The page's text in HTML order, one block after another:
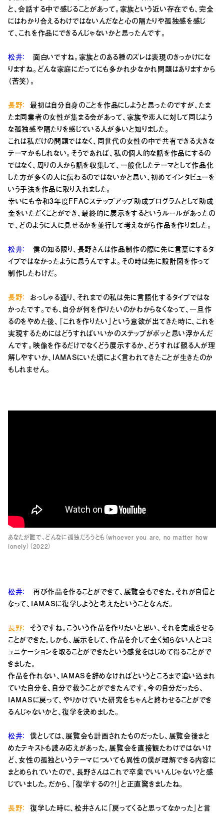
と、会話する中で感じることがあって。家族という近い存在でも、完全
にはわかり合えるわけではないんだなと心の隔たりや孤独感を感じ
て、これを作品にできるんじゃないかと思ったんです。
松井：
面白いですね。家族とのある種のズレは表現のきっかけにな
りますね。どんな家庭にだってにも多かれ少なかれ問題はありますから
（苦笑）。
長野： 最初は自分自身のことを作品にしようと思ったのですが、たま
たま同業者の女性が集まる会があって、家族や恋人に対して同じよう
な孤独感や隔たりを感じている人が多いと知りました。
これは私だけの問題ではなく、同世代の女性の中で共有できる大きな
テーマかもしれない。そうであれば、私の個人的な話を作品にするの
ではなく、周りの人から話を収集して、一般化したテーマとして作品化
した方が多くの人に伝わるのではないかと思い、初めてインタビューを
いう手法を作品に取り入れました。
幸いにも令和3年度FFACステップアップ助成プログラムとして助成
金をいただくことができ、最終的に展示をするというルールがあったの
で、どのように人に見せるかを並行して考えながら作品を作りました。
松井：
僕の知る限り、長野さんは作品制作の際に先に言葉にするタ
イプではなかったように思うんですよ。その時は先に設計図を作って
制作したわけだ。
長野： おっしゃる通り、それまでの私は先に言語化するタイプではな
かったです。でも、自分が何を作りたいのかわからなくなって、一旦作
るのをやめた後、「これを作りたい」という意欲が出てきた時に、これを
実現するためにはどうすればいいかのステップがポッと思い浮かんだ
んです。映像を作るだけでなくどう展示するか、どうすれば観る人が理
解しやすいか、IAMASにいた頃によく言われてきたことが生きたのか
もしれません。
あなたが誰で、どんなに孤独だろうとも（whoever you are, no matter how
lonely）（2022）
松井：
再び作品を作ることができて、展覧会もできた。それが自信と
なって、IAMASに復学しようと考えたということなんだ。
長野：
そうですね。こういう作品を作りたいと思い、それを完成させる
ことができた。しかも、展示をして、作品を介して全く知らない人とコミ
ュニケーションを取ることができたという感覚をはじめて得ることがで
きました。
作品を作れない、IAMASを辞めなければというところまで追い込まれ
ていた自分を、自分で救うことができたんです。今の自分だったら、
IAMASに戻って、やりかけていた研究をちゃんと終わせることができ
るんじゃないかと、復学を決めました。
松井： 僕としては、展覧会も計画されたものだったし、展覧会後まと
めたテキストも読み応えがあった。展覧会を直接観たわけではないけ
ど、女性の孤独というテーマについても異性の僕が理解できる内容に
まとめられていたので、長野さんはこれで卒業でいいんじゃない？と感
じていました。だから、「復学するの？！」と正直驚きましたね。
長野： 復学した時に、松井さんに「戻ってくると思ってなかった」と言